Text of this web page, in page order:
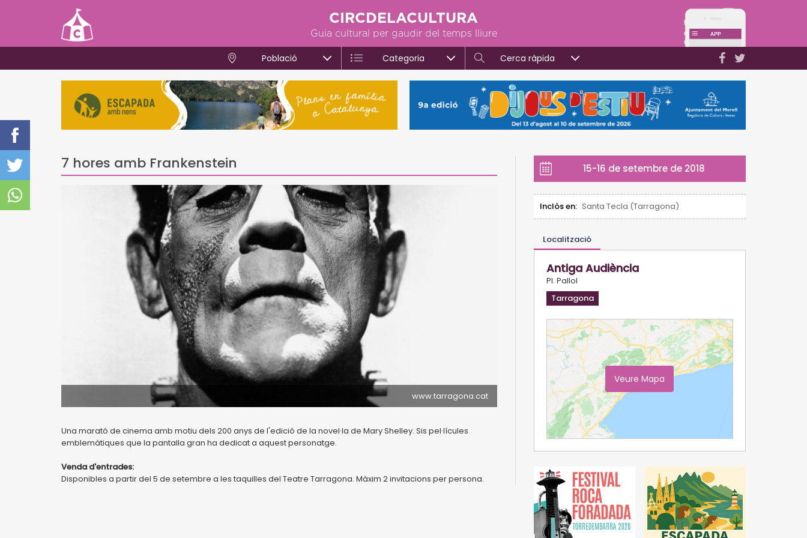
CIRCDELACULTURA
Guia cultural per gaudir del temps lliure
Població Categoria Cerca ràpida
7 hores amb Frankenstein
www.tarragona.cat
Una marató de cinema amb motiu dels 200 anys de l'edició de la novel·la de Mary Shelley. Sis pel·lícules
emblemàtiques que la pantalla gran ha dedicat a aquest personatge.
Venda d'entrades:
Disponibles a partir del 5 de setembre a les taquilles del Teatre Tarragona. Màxim 2 invitacions per persona.
15-16 de setembre de 2018
Inclòs en: Santa Tecla (Tarragona)
Localització
Antiga Audiència
Pl. Pallol
Tarragona
Veure Mapa